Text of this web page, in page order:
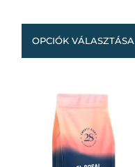
OPCIÓK VÁLASZTÁSA